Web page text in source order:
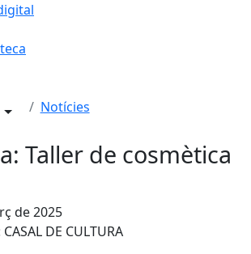
Notícies
Taller de cosmètica
de 2025
DE CULTURA